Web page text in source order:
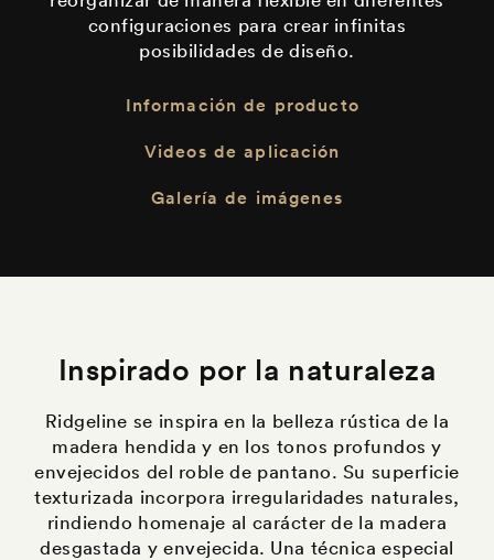
configuraciones para crear infinitas
posibilidades de diseño.
Información de producto
Videos de aplicación
Galería de imágenes
Inspirado por la naturaleza
Ridgeline se inspira en la belleza rústica de la
madera hendida y en los tonos profundos y
envejecidos del roble de pantano. Su superficie
texturizada incorpora irregularidades naturales,
rindiendo homenaje al carácter de la madera
desgastada y envejecida. Una técnica especial